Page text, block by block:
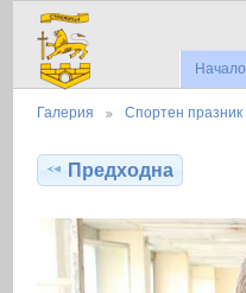
Начало
Галерия Спортен празник
Предходна